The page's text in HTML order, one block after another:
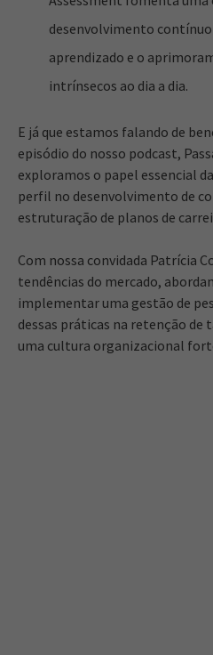
desenvolvimento
aprendizado e o
intrínsecos ao dia a dia.
E já que estamos falando de
episódio do nosso podcast,
exploramos o papel essencial
perfil no desenvolvimento de
estruturação de planos de
Com nossa convidada Patrícia
tendências do mercado,
implementar uma gestão de
dessas práticas na retenção de
uma cultura organizacional